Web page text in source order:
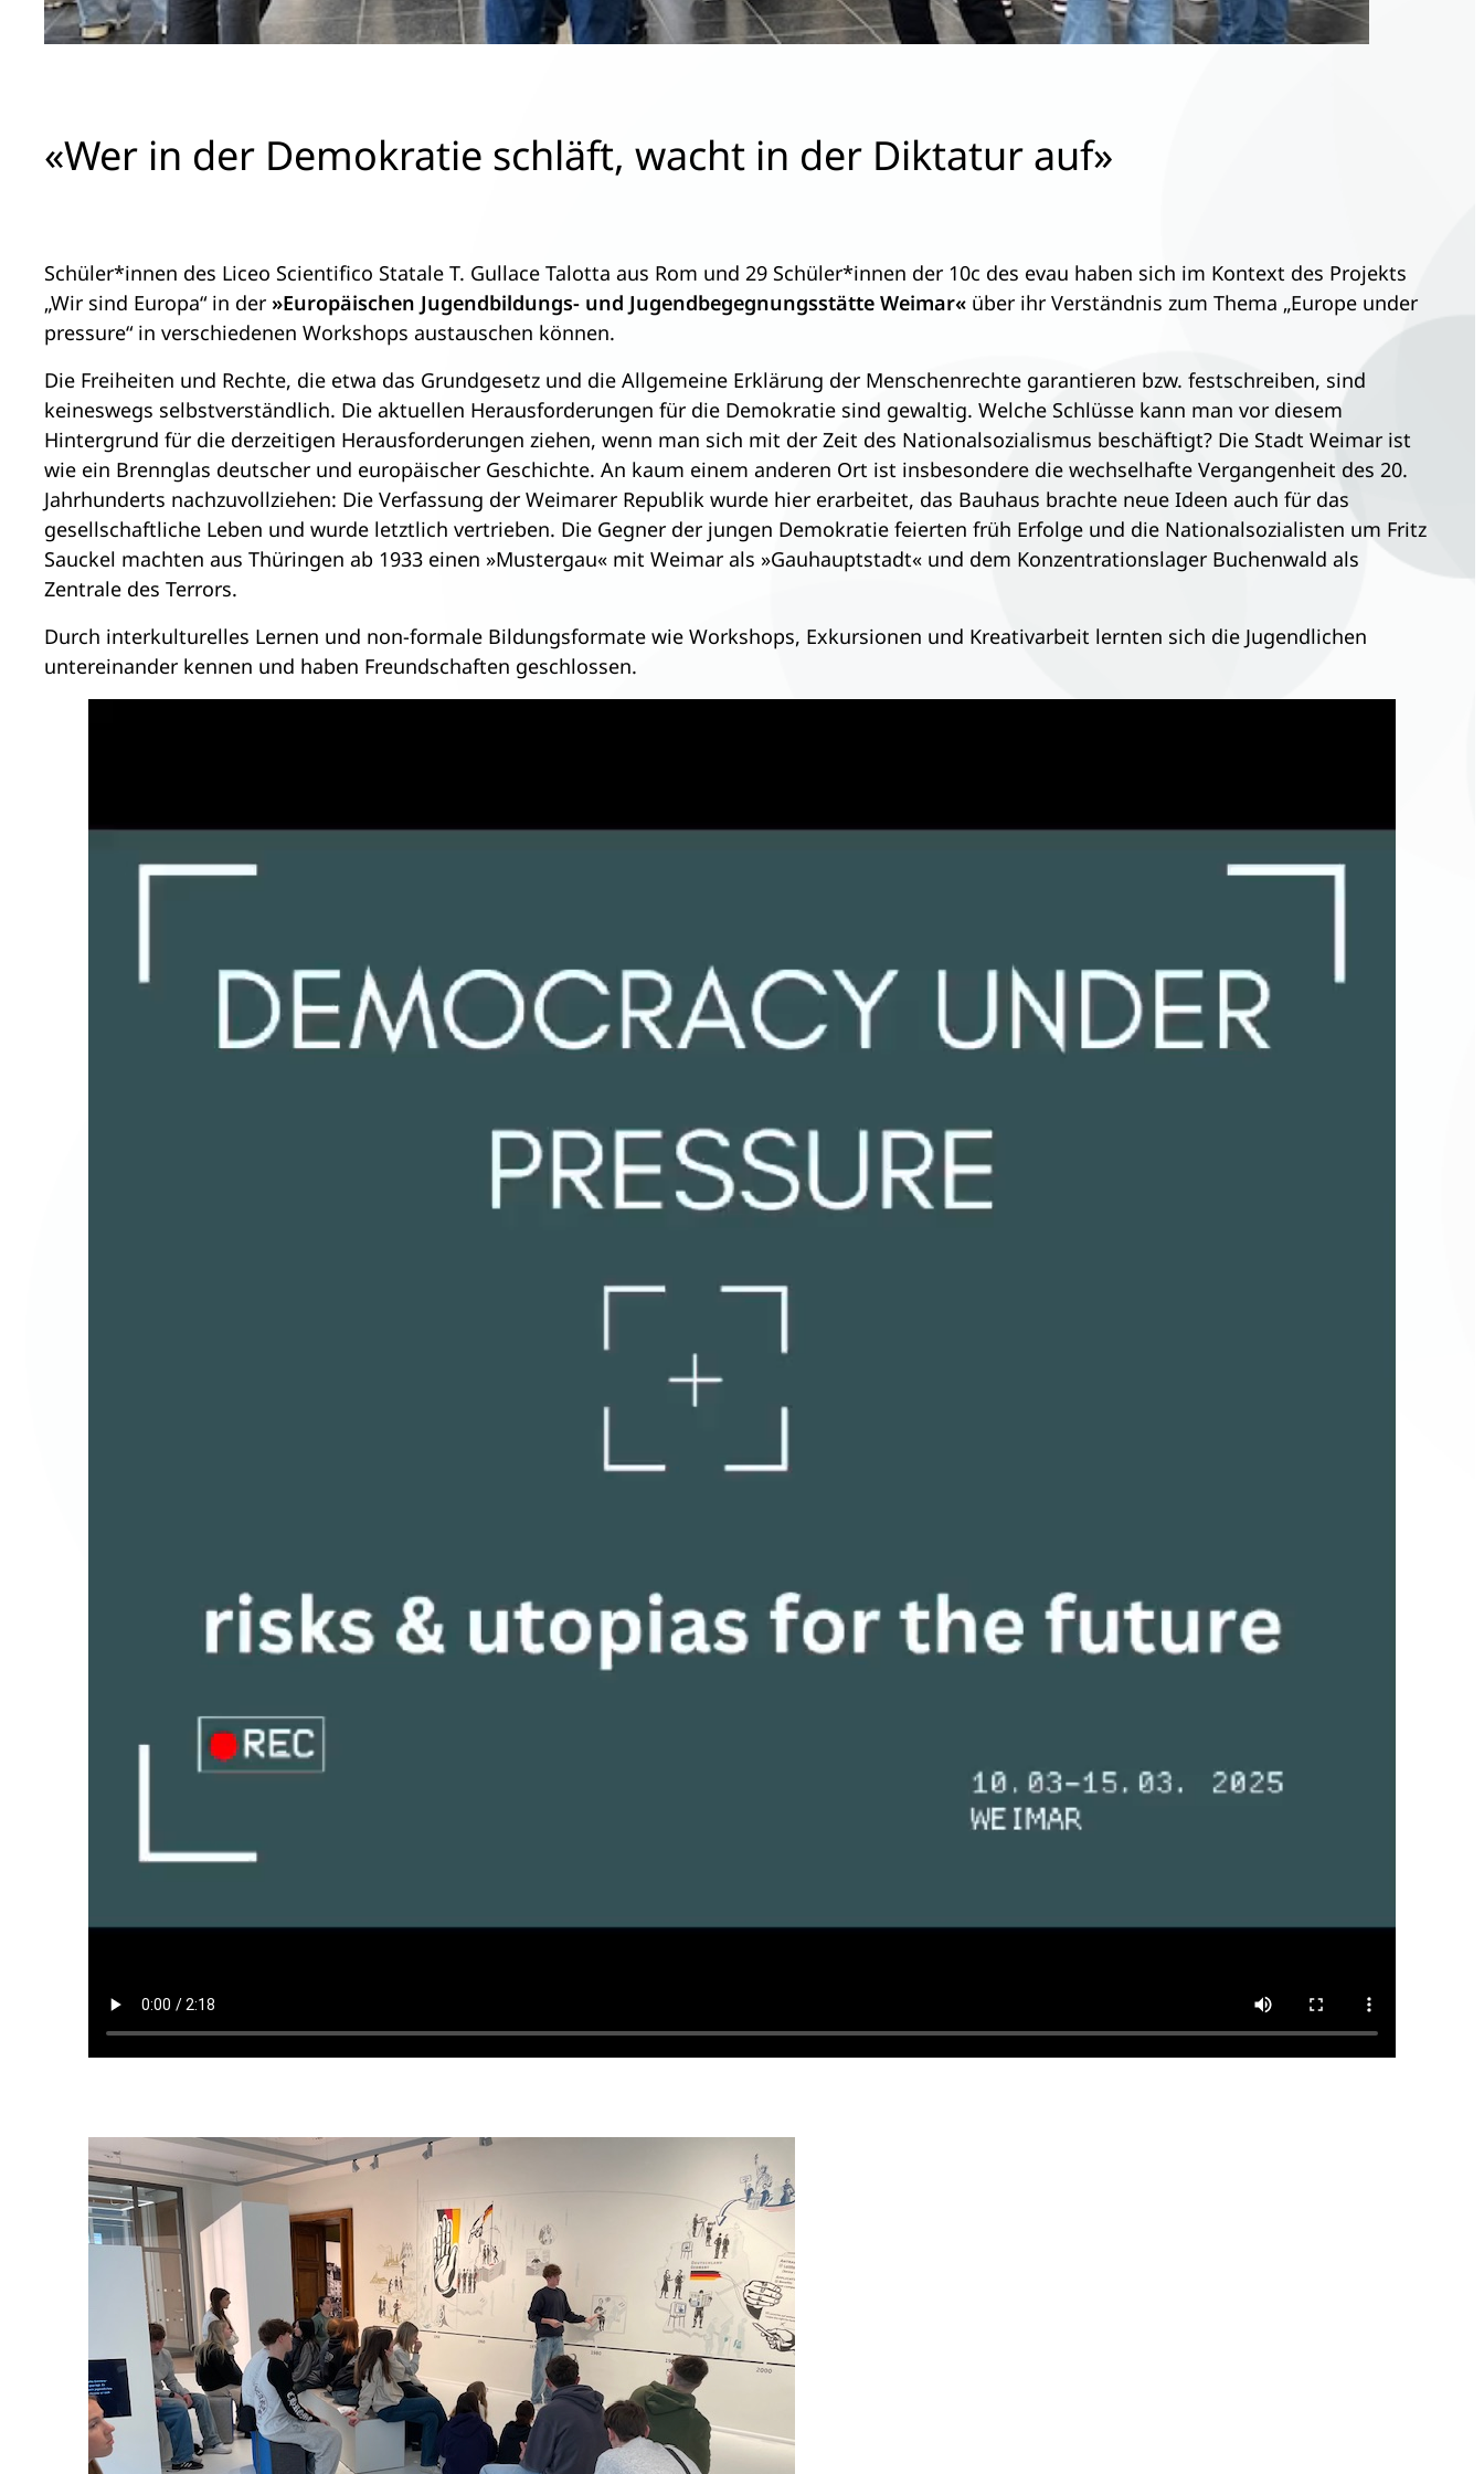
«Wer in der Demokratie schläft, wacht in der Diktatur auf»
Schüler*innen des Liceo Scientifico Statale T. Gullace Talotta aus Rom und 29 Schüler*innen der 10c des evau haben sich im Kontext des Projekts
„Wir sind Europa“ in der »Europäischen Jugendbildungs- und Jugendbegegnungsstätte Weimar« über ihr Verständnis zum Thema „Europe under
pressure“ in verschiedenen Workshops austauschen können.
Die Freiheiten und Rechte, die etwa das Grundgesetz und die Allgemeine Erklärung der Menschenrechte garantieren bzw. festschreiben, sind
keineswegs selbstverständlich. Die aktuellen Herausforderungen für die Demokratie sind gewaltig. Welche Schlüsse kann man vor diesem
Hintergrund für die derzeitigen Herausforderungen ziehen, wenn man sich mit der Zeit des Nationalsozialismus beschäftigt? Die Stadt Weimar ist
wie ein Brennglas deutscher und europäischer Geschichte. An kaum einem anderen Ort ist insbesondere die wechselhafte Vergangenheit des 20.
Jahrhunderts nachzuvollziehen: Die Verfassung der Weimarer Republik wurde hier erarbeitet, das Bauhaus brachte neue Ideen auch für das
gesellschaftliche Leben und wurde letztlich vertrieben. Die Gegner der jungen Demokratie feierten früh Erfolge und die Nationalsozialisten um Fritz
Sauckel machten aus Thüringen ab 1933 einen »Mustergau« mit Weimar als »Gauhauptstadt« und dem Konzentrationslager Buchenwald als
Zentrale des Terrors.
Durch interkulturelles Lernen und non-formale Bildungsformate wie Workshops, Exkursionen und Kreativarbeit lernten sich die Jugendlichen
untereinander kennen und haben Freundschaften geschlossen.